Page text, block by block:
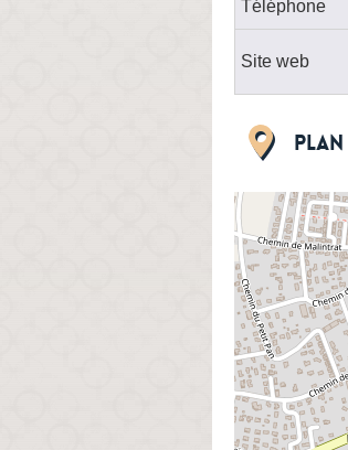
Téléphone
Site web
Plan